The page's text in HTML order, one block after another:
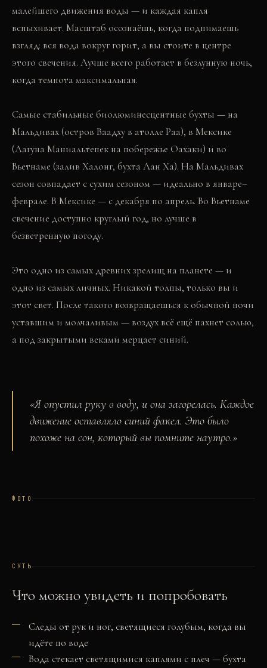
малейшего движения воды — и каждая капля
вспыхивает. Масштаб осознаёшь, когда поднимаешь
взгляд: вся вода вокруг горит, а вы стоите в центре
этого свечения. Лучше всего работает в безлунную ночь,
когда темнота максимальная.
Самые стабильные биолюминесцентные бухты — на
Мальдивах (остров Ваадху в атолле Раа), в Мексике
(Лагуна Маниальтепек на побережье Оахаки) и во
Вьетнаме (залив Халонг, бухта Лан Ха). На Мальдивах
сезон совпадает с сухим сезоном — идеально в январе–
феврале. В Мексике — с декабря по апрель. Во Вьетнаме
свечение доступно круглый год, но лучше в
безветренную погоду.
Это одно из самых древних зрелищ на планете — и
одно из самых личных. Никакой толпы, только вы и
этот свет. После такого возвращаешься к обычной ночи
уставшим и молчаливым — воздух всё ещё пахнет солью,
а под закрытыми веками мерцает синий.
«Я опустил руку в воду, и она загорелась. Каждое
движение оставляло синий факел. Это было
похоже на сон, который вы помните наутро.»
ФОТО
СУТЬ
Что можно увидеть и попробовать
Следы от рук и ног, светящиеся голубым, когда вы
идёте по воде
Вода стекает светящимися каплями с плеч — бухта